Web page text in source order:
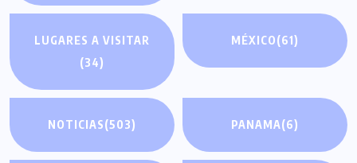
LUGARES A VISITAR
(34)
MÉXICO(61)
NOTICIAS(503) PANAMA(6)